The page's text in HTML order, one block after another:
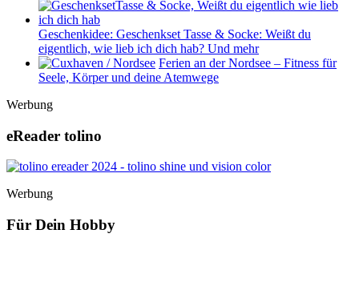
Geschenkidee: Geschenkset Tasse & Socke: Weißt du
eigentlich, wie lieb ich dich hab? Und mehr
Ferien an der Nordsee – Fitness für
Seele, Körper und deine Atemwege
Werbung
eReader tolino
Werbung
Für Dein Hobby